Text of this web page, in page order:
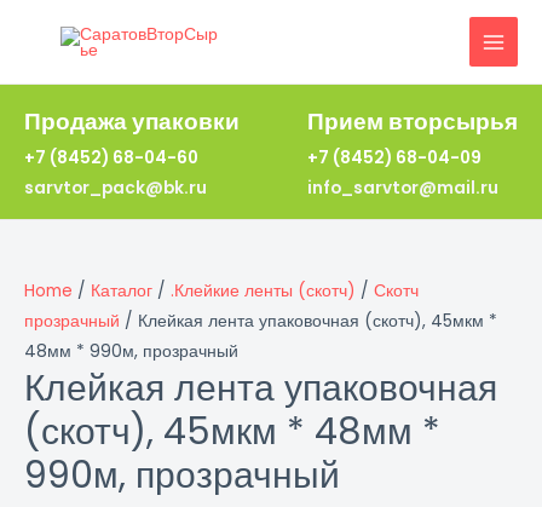
Продажа упаковки
+7 (8452) 68-04-60
sarvtor_pack@bk.ru
Прием вторсырья
+7 (8452) 68-04-09
info_sarvtor@mail.ru
Home / Каталог / .Клейкие ленты (скотч) / Скотч
прозрачный / Клейкая лента упаковочная (скотч), 45мкм *
48мм * 990м, прозрачный
Клейкая лента упаковочная
(скотч), 45мкм * 48мм *
990м, прозрачный